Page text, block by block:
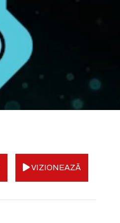
VIZIONEAZĂ